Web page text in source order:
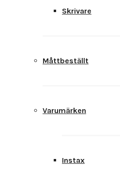
Skrivare
Måttbeställt
Varumärken
Instax